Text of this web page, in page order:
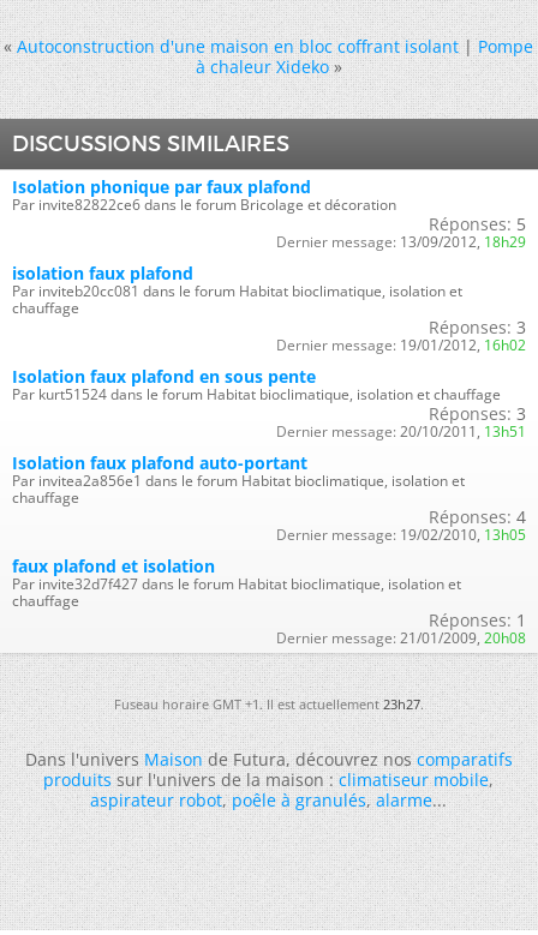
« Autoconstruction d'une maison en bloc coffrant isolant|Pompe
à chaleur Xideko »
DISCUSSIONS SIMILAIRES
Isolation phonique par faux plafond
Par invite82822ce6 dans le forum Bricolage et décoration
Réponses: 5
Dernier message: 13/09/2012, 18h29
isolation faux plafond
Par inviteb20cc081 dans le forum Habitat bioclimatique, isolation et
chauffage
Réponses: 3
Dernier message: 19/01/2012, 16h02
Isolation faux plafond en sous pente
Par kurt51524 dans le forum Habitat bioclimatique, isolation et chauffage
Réponses: 3
Dernier message: 20/10/2011, 13h51
Isolation faux plafond auto-portant
Par invitea2a856e1 dans le forum Habitat bioclimatique, isolation et
chauffage
Réponses: 4
Dernier message: 19/02/2010, 13h05
faux plafond et isolation
Par invite32d7f427 dans le forum Habitat bioclimatique, isolation et
chauffage
Réponses: 1
Dernier message: 21/01/2009, 20h08
Fuseau horaire GMT +1. Il est actuellement23h27.
Dans l'universMaisonde Futura, découvrez noscomparatifs
produitssur l'univers de la maison :climatiseur mobile,
aspirateur robot,poêle à granulés,alarme...